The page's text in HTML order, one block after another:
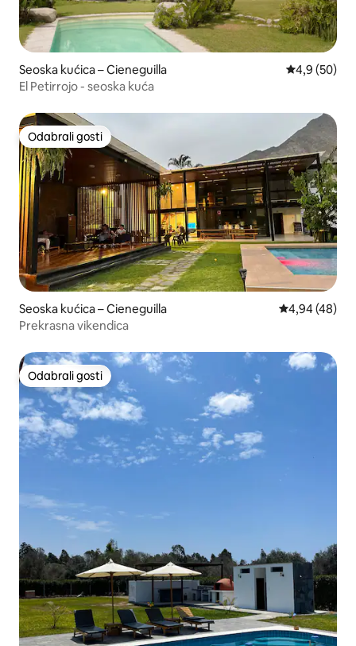
Seoska kućica – Cieneguilla Prosječna
4,9 (50)
El Petirrojo - seoska kuća
Odabrali gosti
Odabrali gosti
Seoska kućica – Cieneguilla Prosječna
4,94 (48)
Prekrasna vikendica
Odabrali gosti
Odabrali gosti